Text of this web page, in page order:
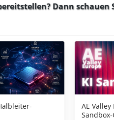
Dann schauen
AE